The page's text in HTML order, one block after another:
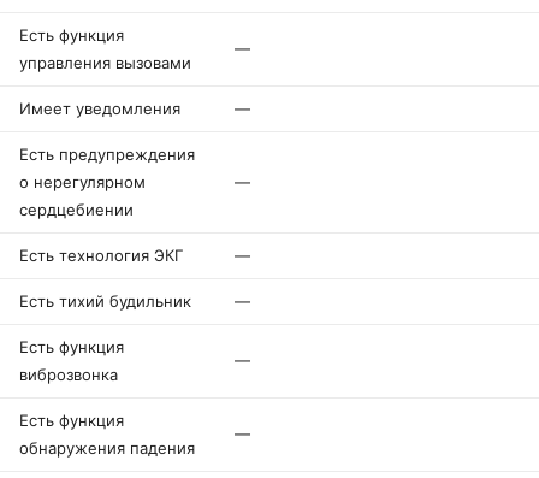
Есть функция
управления вызовами
—
Имеет уведомления —
Есть предупреждения
о нерегулярном
сердцебиении
—
Есть технология ЭКГ —
Есть тихий будильник —
Есть функция
виброзвонка
—
Есть функция
обнаружения падения
—